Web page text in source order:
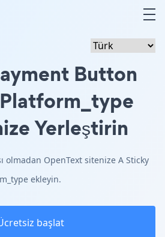
Button
Platform_type
Yerleştirin
olmadan OpenText sitenize A Sticky
ekleyin.
başlat